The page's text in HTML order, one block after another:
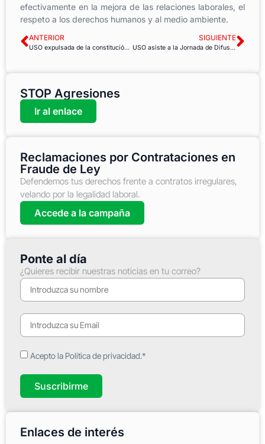
efectivamente en la mejora de las relaciones laborales, el
respeto a los derechos humanos y al medio ambiente.
ANTERIOR
USO expulsada de la constitución de las mesas en las elecciones sindicales de Correos en Asturias.
SIGUIENTE
USO asiste a la Jornada de Difusión de acciones de promoción de prevención de riesgos psicosociales
STOP Agresiones
Ir al enlace
Reclamaciones por Contrataciones en
Fraude de Ley
Defendemos tus derechos frente a contratos irregulares,
velando por la legalidad laboral.
Accede a la campaña
Ponte al día
¿Quieres recibir nuestras noticias en tu correo?
Acepto la Política de privacidad.*
Suscribirme
Enlaces de interés